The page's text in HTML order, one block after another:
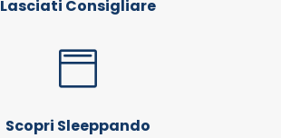
Lasciati Consigliare

Scopri Sleeppando